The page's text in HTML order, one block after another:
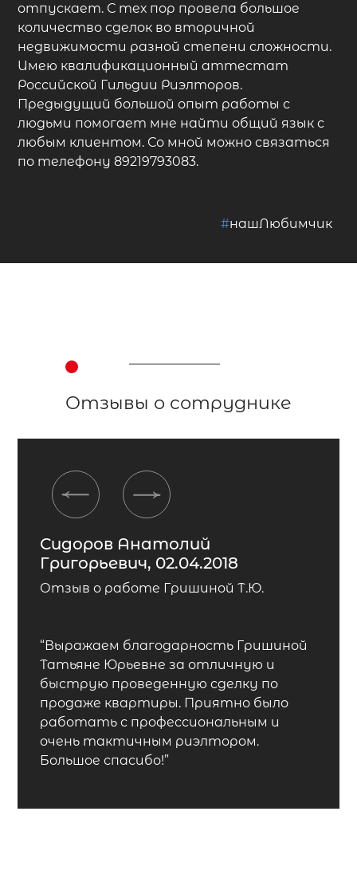
отпускает. С тех пор провела большое
количество сделок во вторичной
недвижимости разной степени сложности.
Имею квалификационный аттестат
Российской Гильдии Риэлторов.
Предыдущий большой опыт работы с
людьми помогает мне найти общий язык с
любым клиентом. Со мной можно связаться
по телефону 89219793083.
#нашЛюбимчик
Отзывы о сотруднике
Сидоров Анатолий
Григорьевич, 02.04.2018
Отзыв о работе Гришиной Т.Ю.
“Выражаем благодарность Гришиной
Татьяне Юрьевне за отличную и
быструю проведенную сделку по
продаже квартиры. Приятно было
работать с профессиональным и
очень тактичным риэлтором.
Большое спасибо!”
Previous Next